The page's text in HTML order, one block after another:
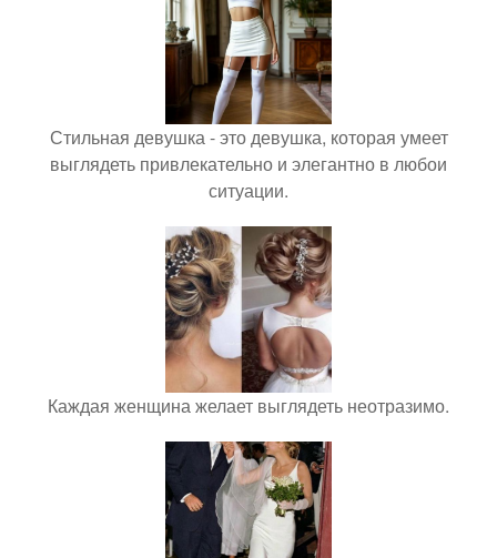
Стильная девушка - это девушка, которая умеет
выглядеть привлекательно и элегантно в любои
ситуации.
Каждая женщина желает выглядеть неотразимо.